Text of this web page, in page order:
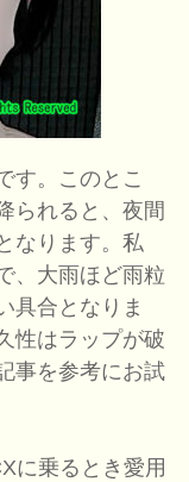
す。このとこ
られると、夜間
なります。私
、大雨ほど雨粒
具合となりま
性はラップが破
事を参考にお試
に乗るとき愛用